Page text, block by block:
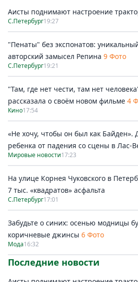
Аисты поднимают настроение
С.Петербург19:27
"Пенаты" без экспонатов:
авторский замысел Репина 9 Фото
С.Петербург19:21
"Там, где нет чести, там нет
рассказала о своём новом фильме 4
Кино17:54
«Не хочу, чтобы он был как Байден».
ребенка от падения со сцены в Лас-
Мировые новости17:23
На улице Корнея Чуковского в
7 тыс. «квадратов» асфальта
С.Петербург17:01
Забудьте о синих: осенью модницы
коричневые джинсы 6 Фото
Мода16:32
Последние новости